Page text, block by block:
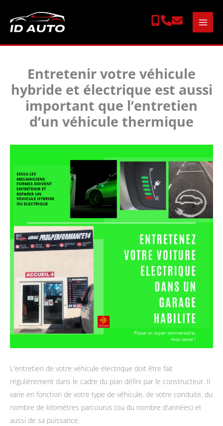
contenu
Entretenir votre véhicule
hybride et électrique est aussi
important que l’entretien
d’un véhicule thermique
L'entretien de votre véhicule électrique doit être fait
régulièrement dans le cadre du plan défini par le constructeur. Il
varie en fonction de votre type de véhicule, de votre conduite, du
nombre de kilomètres parcourus (ou du nombre d'années) et
aussi de sa puissance.